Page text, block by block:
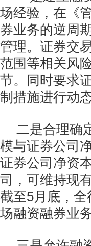
场经验，在《
券业务的逆周
管理。证券交
范围等相关风
节。同时要求
制措施进行动
二是合理确
模与证券公司
证券公司净资
司，可维持现
截至5月底，
场融资融券业